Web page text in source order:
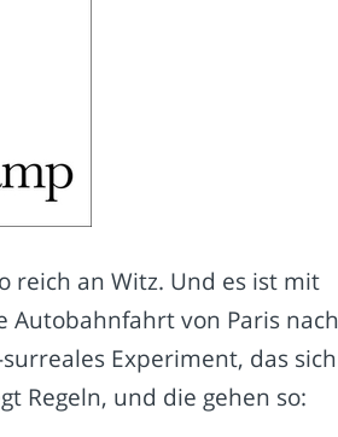
reich an Witz. Und es ist mit
Autobahnfahrt von Paris
Experiment, das sich
Regeln, und die gehen so: